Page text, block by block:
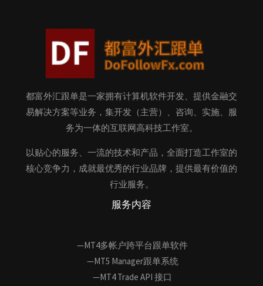
都富外汇跟单是一家拥有计算机软件开发、提供金融交
易解决方案等业务，集开发（主营）、咨询、实施、服
务为一体的互联网高科技工作室。
以贴心的服务、一流的技术和产品，全面打造工作室的
核心竞争力，成就最优秀的行业品牌，提供最有价值的
行业服务。
服务内容
—MT4多帐户跨平台跟单软件
—MT5 Manager跟单系统
—MT4 Trade API 接口